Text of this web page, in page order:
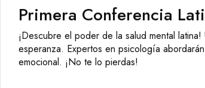
Primera Conferencia
¡Descubre el poder de la salud mental
esperanza. Expertos en psicología
emocional. ¡No te lo pierdas!